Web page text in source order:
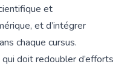
et
et d’intégrer
chaque cursus.
doit redoubler d’efforts